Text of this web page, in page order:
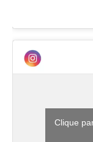
Clique